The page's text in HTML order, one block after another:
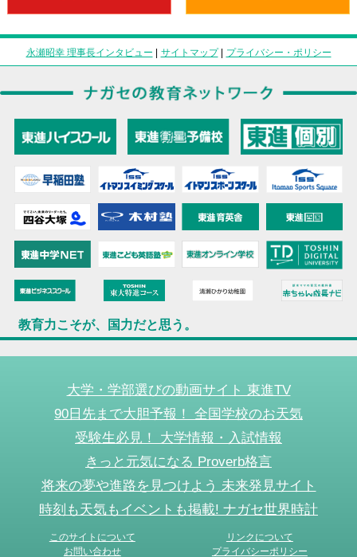
永瀬昭幸 理事長インタビュー | サイトマップ| プライバシー・ポリシー
教育力こそが、国力だと思う。
大学・学部選びの動画サイト 東進TV
90日先まで大胆予報！ 全国学校のお天気
受験生必見！ 大学情報・入試情報
きっと元気になる Proverb格言
将来の夢や進路を見つけよう 未来発見サイト
時刻も天気もイベントも掲載! ナガセ世界時計
このサイトについて
リンクについて
お問い合わせ
プライバシーポリシー